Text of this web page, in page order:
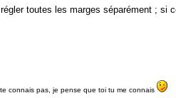
toutes les marges séparément ; si
connais pas, je pense que toi tu me connais